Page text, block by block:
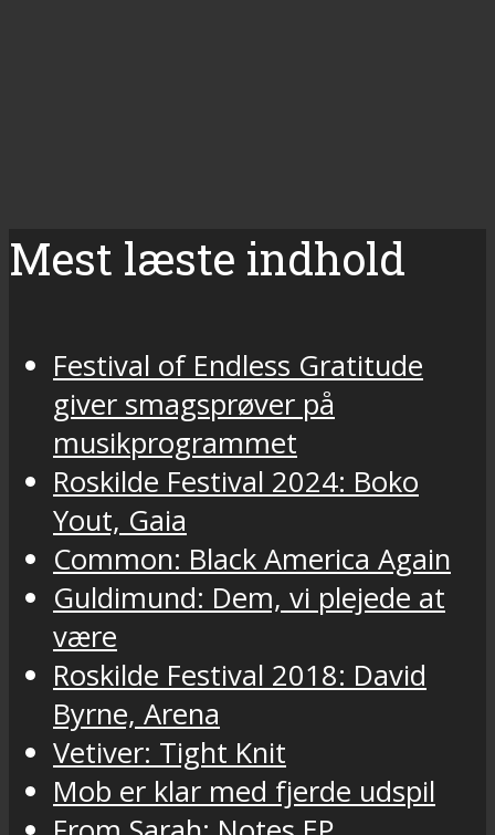
Mest læste indhold
Festival of Endless Gratitude
giver smagsprøver på
musikprogrammet
Roskilde Festival 2024: Boko
Yout, Gaia
Common: Black America Again
Guldimund: Dem, vi plejede at
være
Roskilde Festival 2018: David
Byrne, Arena
Vetiver: Tight Knit
Mob er klar med fjerde udspil